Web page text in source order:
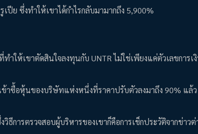
ปีย ซึ่งทำให้เขาได้กำไรกลับมามากถึง 5,900%
ำให้เขาตัดสินใจลงทุนกับ UNTR ไม่ใช่เพียงแค่ตัวเลขการเ
ข้าซื้อหุ้นของบริษัทแห่งหนึ่งที่ราคาปรับตัวลงมาถึง 90% แล้
การตรวจสอบผู้บริหารของเขาก็คือการเช็กประวัติจากข่าว